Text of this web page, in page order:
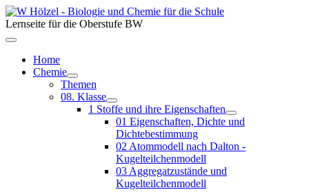
Lernseite für die Oberstufe BW
Home
Chemie
Themen
08. Klasse
1 Stoffe und ihre Eigenschaften
01 Eigenschaften, Dichte und
Dichtebestimmung
02 Atommodell nach Dalton -
Kugelteilchenmodell
03 Aggregatzustände und
Kugelteilchenmodell